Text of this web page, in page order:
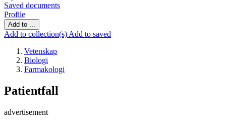
Saved documents
Profile
Add to ...
Add to collection(s) Add to saved
Vetenskap
Biologi
Farmakologi
Patientfall
advertisement